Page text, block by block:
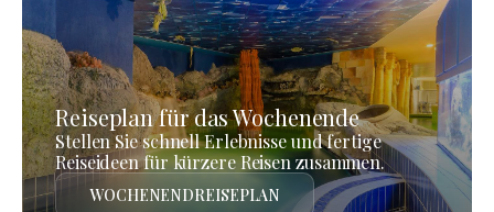
Reiseplan für das Wochenende
Stellen Sie schnell Erlebnisse und fertige
Reiseideen für kürzere Reisen zusammen.
WOCHENENDREISEPLAN